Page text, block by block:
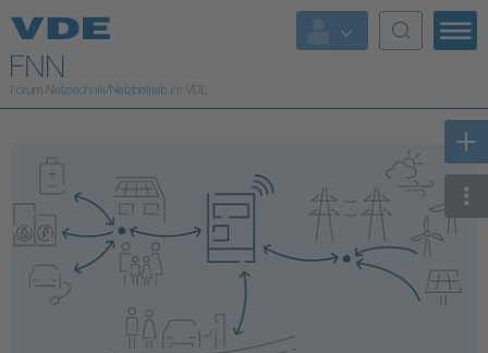
Top Themen
Fokusthemen
Energy
AI & Digital Trust